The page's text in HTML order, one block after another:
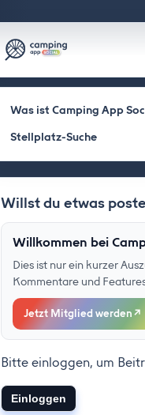
Was ist Camping App
Stellplatz-Suche
Willst du etwas
Willkommen bei
Dies ist nur ein kurzer
Kommentare und
Jetzt Mitglied werden ↗
Bitte einloggen, um
Einloggen